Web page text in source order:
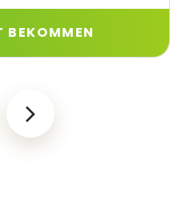
BEKOMMEN